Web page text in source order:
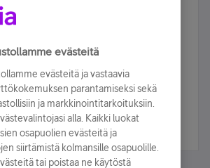
– osallistu ja voita!
ja olet mukana arvonnassa.
evästeitä
evästeitä ja vastaavia
parantamiseksi sekä
ja markkinointitarkoituksiin.
alla. Kaikki luokat
osapuolien evästeitä ja
siirtämistä kolmansille osapuolille.
tai poistaa ne käytöstä